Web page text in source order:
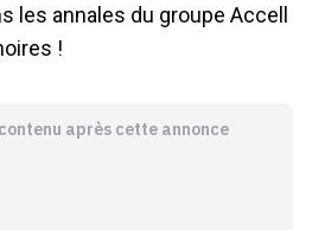
les annales du groupe Accell
!
après cette annonce